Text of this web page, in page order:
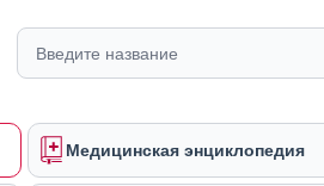
Медицинская энциклопедия